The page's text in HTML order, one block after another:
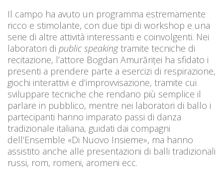
Il campo ha avuto un programma estremamente
ricco e stimolante, con due tipi di workshop e una
serie di altre attività interessanti e coinvolgenti. Nei
laboratori di public speakingtramite tecniche di
recitazione, l’attore Bogdan Amurăriței ha sfidato i
presenti a prendere parte a esercizi di respirazione,
giochi interattivi e d’improvvisazione, tramite cui
sviluppare tecniche che rendano più semplice il
parlare in pubblico, mentre nei laboratori di ballo i
partecipanti hanno imparato passi di danza
tradizionale italiana, guidati dai compagni
dell’Ensemble «Di Nuovo Insieme», ma hanno
assistito anche alle presentazioni di balli tradizionali
russi, rom, romeni, aromeni ecc.